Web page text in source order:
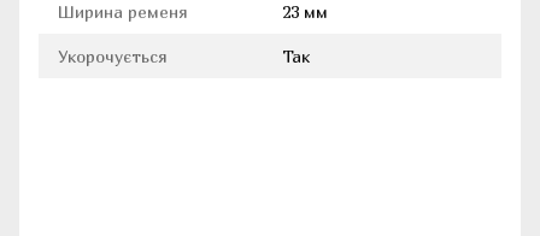
Ширина ременя 23 мм
Укорочується Так